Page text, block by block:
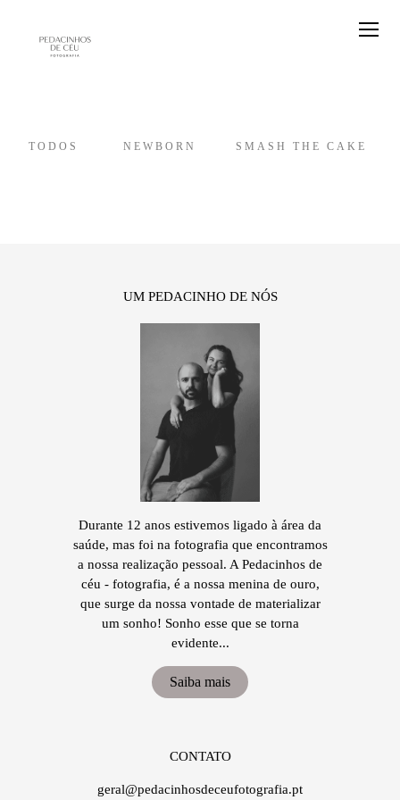
TODOS NEWBORN SMASH THE CAKE
UM PEDACINHO DE NÓS
Durante 12 anos estivemos ligado à área da
saúde, mas foi na fotografia que encontramos
a nossa realização pessoal. A Pedacinhos de
céu - fotografia, é a nossa menina de ouro,
que surge da nossa vontade de materializar
um sonho! Sonho esse que se torna
evidente...
Saiba mais
CONTATO
geral@pedacinhosdeceufotografia.pt